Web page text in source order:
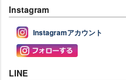
Instagram
Instagramアカウント
LINE